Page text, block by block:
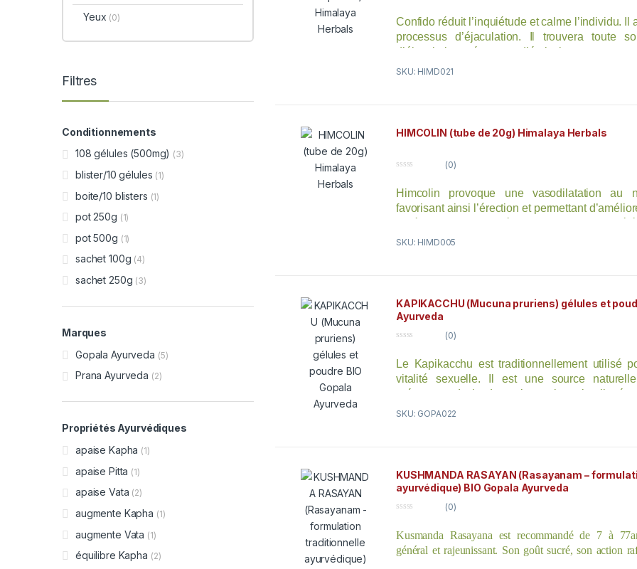
u
o
Confido réduit l’inquiétude et calme l’individu. Il
processus d’éjaculation. Il trouvera toute
d’éjaculation précoce ou d’émission nocturne.
SKU: HIMD021
HIMCOLIN (tube de 20g) Himalaya Herbals
u
t
o
(0)
Himcolin provoque une vasodilatation au
favorisant ainsi l’érection et permettant
hydratantes particulièrement appréciables. A
SKU: HIMD005
KAPIKACCHU (Mucuna pruriens) gélules et
Ayurveda
u
o
(0)
Le Kapikacchu est traditionnellement utilisé
vitalité sexuelle. Il est une source
précurseur de la dopamine qui est impliquée
sexualité et la mobilité. Il a été utilisé pendant
SKU: GOPA022
KUSHMANDA RASAYAN (Rasayanam –
ayurvédique) BIO Gopala Ayurveda
u
o
(0)
Kusmanda Rasayana est recommandé de 7 à
général et rajeunissant. Son goût sucré, son action
Yeux (0)
Filtres
Conditionnements
108 gélules (500mg) (3)
blister/10 gélules (1)
boite/10 blisters (1)
pot 250g (1)
pot 500g (1)
sachet 100g (4)
sachet 250g (3)
Marques
Gopala Ayurveda (5)
Prana Ayurveda (2)
Propriétés Ayurvédiques
apaise Kapha (1)
apaise Pitta (1)
apaise Vata (2)
augmente Kapha (1)
augmente Vata (1)
équilibre Kapha (2)